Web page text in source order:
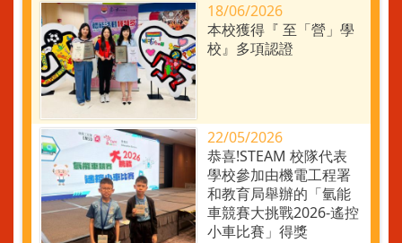
18/06/2026
本校獲得『 至「營」學
校』多項認證
22/05/2026
恭喜!STEAM 校隊代表
學校參加由機電工程署
和教育局舉辦的「氫能
車競賽大挑戰2026-遙控
小車比賽」得獎